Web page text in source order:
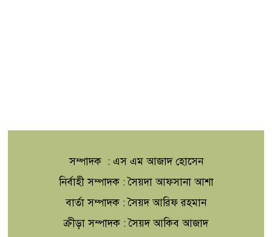
সম্পাদক : এস এম আজাদ হোসেন
নির্বাহী সম্পাদক : সৈয়দা আফসানা আশা
বার্তা সম্পাদক : সৈয়দ আরিফ রহমান
ক্রীড়া সম্পাদক : সৈয়দ আকিব আজাদ